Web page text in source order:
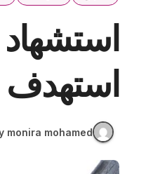
monira mohamed